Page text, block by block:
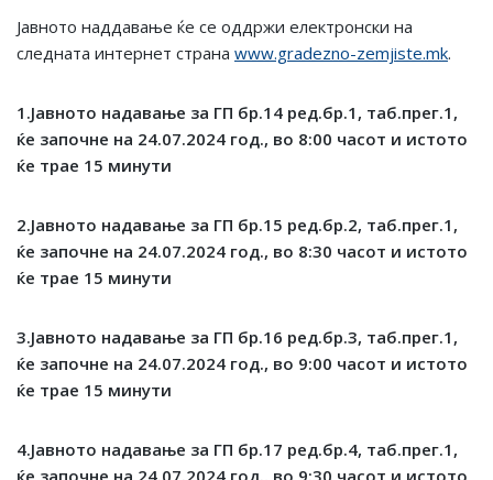
Јавното наддавање ќе се оддржи електронски на
следната интернет страна www.gradezno-zemjiste.mk.
1.Јавното надавање за ГП бр.14 ред.бр.1, таб.прег.1,
ќе започне на 24.07.2024 год., во 8:00 часот и истото
ќе трае 15 минути
2.Јавното надавање за ГП бр.15 ред.бр.2, таб.прег.1,
ќе започне на 24.07.2024 год., во 8:30 часот и истото
ќе трае 15 минути
3.Јавното надавање за ГП бр.16 ред.бр.3, таб.прег.1,
ќе започне на 24.07.2024 год., во 9:00 часот и истото
ќе трае 15 минути
4.Јавното надавање за ГП бр.17 ред.бр.4, таб.прег.1,